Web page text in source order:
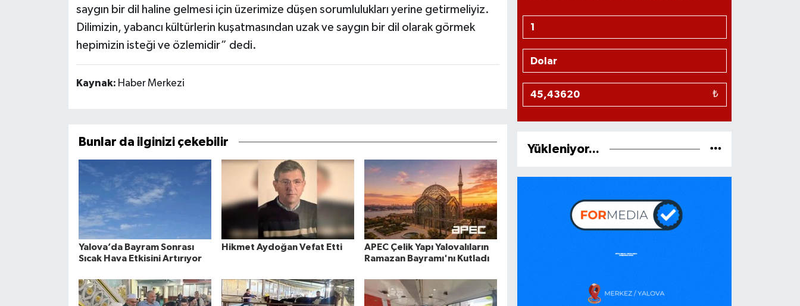
saygın bir dil haline gelmesi için üzerimize düşen sorumlulukları yerine getirmeliyiz.
Dilimizin, yabancı kültürlerin kuşatmasından uzak ve saygın bir dil olarak görmek
hepimizin isteği ve özlemidir” dedi.
Kaynak: Haber Merkezi
Bunlar da ilginizi çekebilir
Yalova’da Bayram Sonrası
Sıcak Hava Etkisini Artırıyor
Hikmet Aydoğan Vefat Etti
APEC Çelik Yapı Yalovalıların
Ramazan Bayramı'nı Kutladı
₺
Yükleniyor...